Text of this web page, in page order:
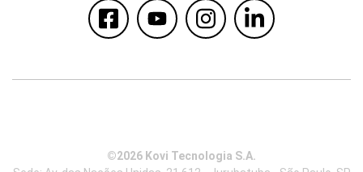
©2026 Kovi Tecnologia S.A.